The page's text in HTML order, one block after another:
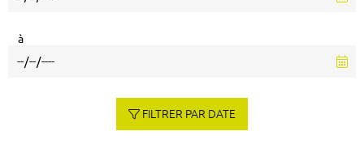
à
FILTRER PAR DATE